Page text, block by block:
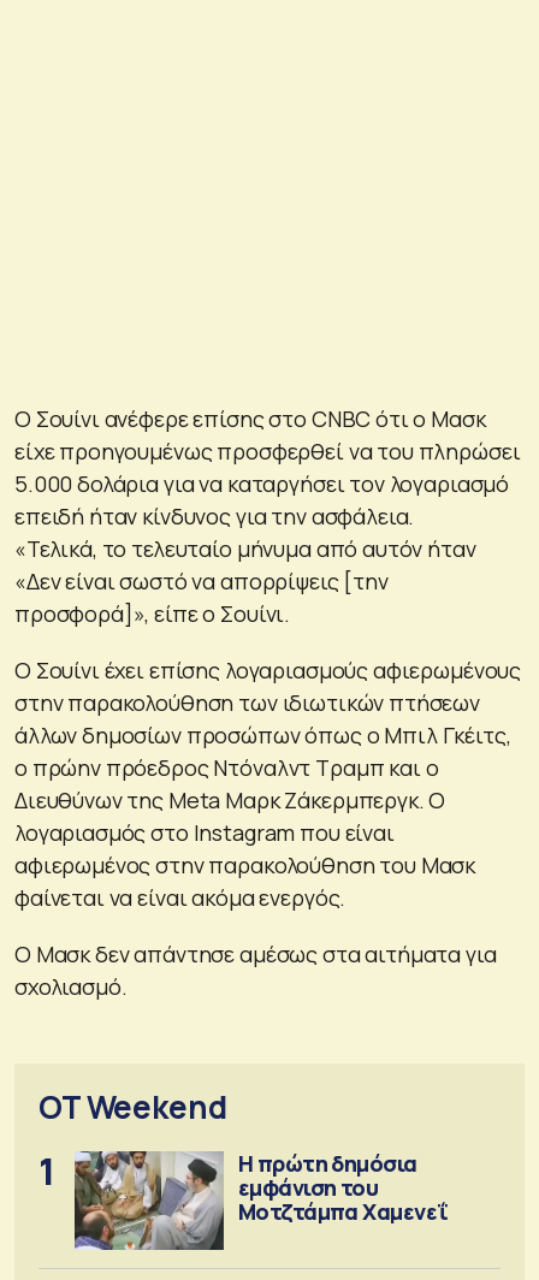
Ο Σουίνι ανέφερε επίσης στο CNBC ότι ο Μασκ
είχε προηγουμένως προσφερθεί να του πληρώσει
5.000 δολάρια για να καταργήσει τον λογαριασμό
επειδή ήταν κίνδυνος για την ασφάλεια.
«Τελικά, το τελευταίο μήνυμα από αυτόν ήταν
«Δεν είναι σωστό να απορρίψεις [την
προσφορά]», είπε ο Σουίνι.
Ο Σουίνι έχει επίσης λογαριασμούς αφιερωμένους
στην παρακολούθηση των ιδιωτικών πτήσεων
άλλων δημοσίων προσώπων όπως ο Μπιλ Γκέιτς,
ο πρώην πρόεδρος Ντόναλντ Τραμπ και ο
Διευθύνων της Meta Μαρκ Ζάκερμπεργκ. Ο
λογαριασμός στο Instagram που είναι
αφιερωμένος στην παρακολούθηση του Μασκ
φαίνεται να είναι ακόμα ενεργός.
Ο Μασκ δεν απάντησε αμέσως στα αιτήματα για
σχολιασμό.
OT Weekend
1
Η πρώτη δημόσια
εμφάνιση του
Μοτζτάμπα Χαμενεΐ